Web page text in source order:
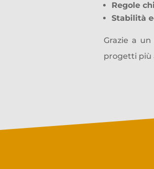
Regole
Stabilità
Grazie a
progetti più